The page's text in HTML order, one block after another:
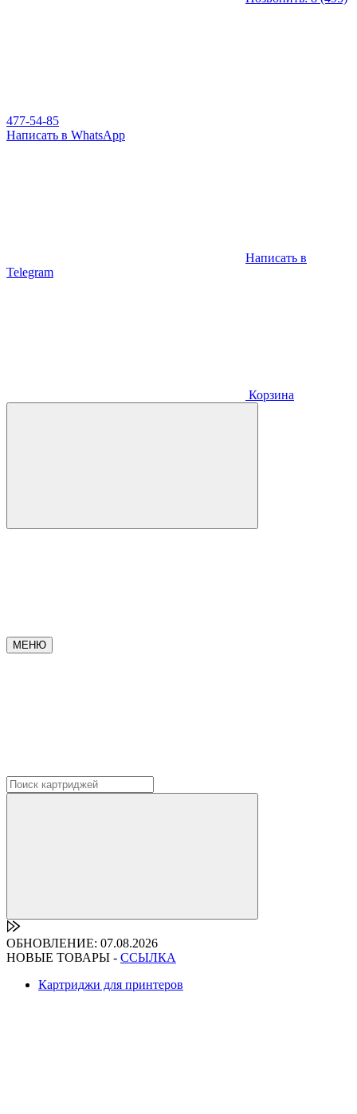
477-54-85
Написать в WhatsApp
Написать в
Telegram
Корзина
МЕНЮ
ОБНОВЛЕНИЕ: 07.08.2026
НОВЫЕ ТОВАРЫ - ССЫЛКА
Картриджи для принтеров